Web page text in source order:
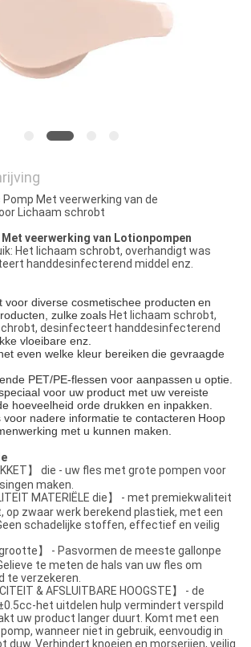
Met veerwerking van de
Lichaam schrobt
Met veerwerking van Lotionpompen
Het lichaam schrobt, overhandigt was
handdesinfecterend middel enz.
voor diverse cosmetischee producten en
zulkezoals Het lichaam schrobt,
desinfecteert handdesinfecterend
vloeibare enz.
even welke kleur bereiken die gevraagde
PET/PE-flessen voor aanpassen u optie.
voor uw product met uw vereiste
hoeveelheid orde drukken en inpakken.
voor nadere informatie te contacteren Hoop
met u kunnen maken.
】 die - uw fles met grote pompen voor
maken.
MATERIËLE die】 - met premiekwaliteit
op zwaar werk berekend plastiek, met een
schadelijke stoffen, effectief en veilig
】 - Pasvormen de meeste gallonpe
te meten de hals van uw fles om
te verzekeren.
& AFSLUITBARE HOOGSTE】 - de
het uitdelen hulp vermindert verspild
uw product langer duurt. Komt met een
wanneer niet in gebruik, eenvoudig in
duw. Verhindert knoeien en morserijen, veilig